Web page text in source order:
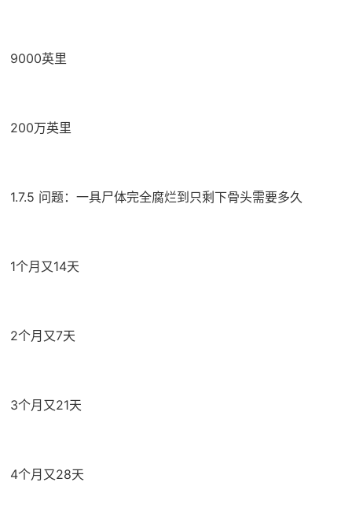
9000英里
200万英里
1.7.5 问题：一具尸体完全腐烂到只剩下骨头需要多久
1个月又14天
2个月又7天
3个月又21天
4个月又28天